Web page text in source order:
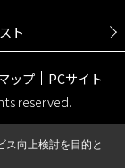
ト
ップ
PCサイト
reserved.
ス向上検討を目的と